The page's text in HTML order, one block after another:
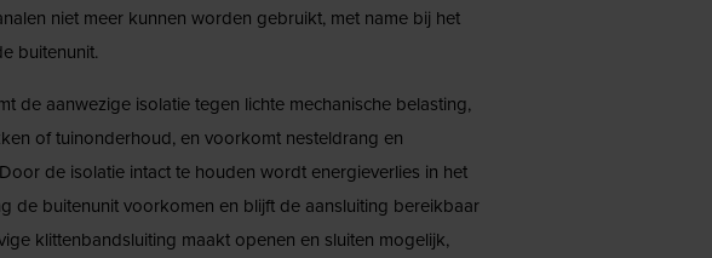
niet meer kunnen worden gebruikt, met name bij het
buitenunit.
de aanwezige isolatie tegen lichte mechanische belasting,
of tuinonderhoud, en voorkomt nesteldrang en
de isolatie intact te houden wordt energieverlies in het
de buitenunit voorkomen en blijft de aansluiting bereikbaar
klittenbandsluiting maakt openen en sluiten mogelijk,